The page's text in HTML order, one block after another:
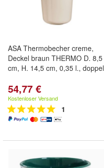
ASA Thermobecher creme,
Deckel braun THERMO D. 8,5
cm, H. 14,5 cm, 0,35 l., doppel
54,77 €
Kostenloser Versand
1